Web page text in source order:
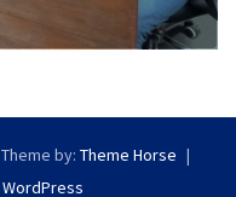
Theme by: Theme Horse
WordPress